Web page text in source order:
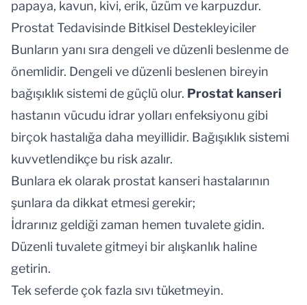
papaya, kavun, kivi, erik, üzüm ve karpuzdur.
Prostat Tedavisinde Bitkisel Destekleyiciler
Bunların yanı sıra dengeli ve düzenli beslenme de
önemlidir. Dengeli ve düzenli beslenen bireyin
bağışıklık sistemi de güçlü olur. Prostat kanseri
hastanın vücudu idrar yolları enfeksiyonu gibi
birçok hastalığa daha meyillidir. Bağışıklık sistemi
kuvvetlendikçe bu risk azalır.
Bunlara ek olarak prostat kanseri hastalarının
şunlara da dikkat etmesi gerekir;
İdrarınız geldiği zaman hemen tuvalete gidin.
Düzenli tuvalete gitmeyi bir alışkanlık haline
getirin.
Tek seferde çok fazla sıvı tüketmeyin.